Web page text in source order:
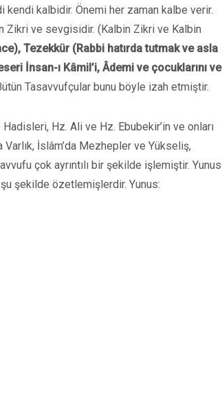
kendi kalbidir. Önemi her zaman kalbe verir.
Zikri ve sevgisidir. (Kalbin Zikri ve Kalbin
Tezekkür (Rabbi hatırda tutmak ve asla
İnsan-ı Kâmil’i, Âdemi ve çocuklarını ve
Tasavvufçular bunu böyle izah etmiştir.
Hz. Ali ve Hz. Ebubekir’in ve onları
İslâm’da Mezhepler ve Yükseliş,
çok ayrıntılı bir şekilde işlemiştir. Yunus
şekilde özetlemişlerdir. Yunus: